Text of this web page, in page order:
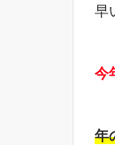
早
今
年